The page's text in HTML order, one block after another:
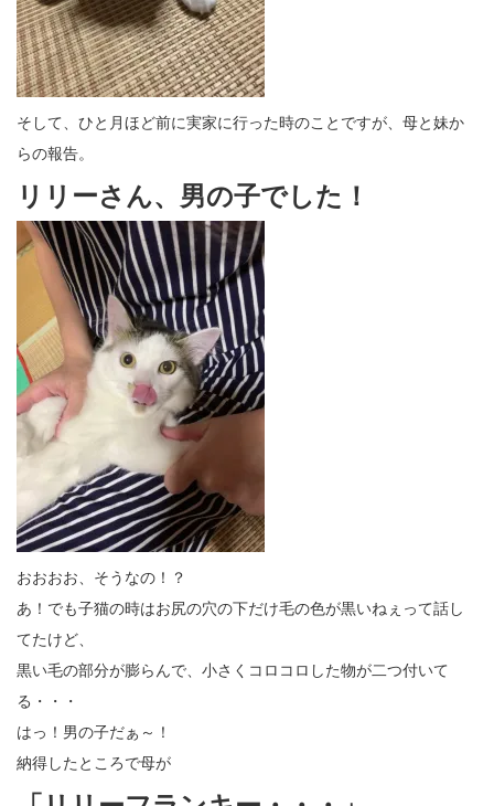
そして、ひと月ほど前に実家に行った時のことですが、母と妹か
らの報告。
リリーさん、男の子でした！
おおおお、そうなの！？
あ！でも子猫の時はお尻の穴の下だけ毛の色が黒いねぇって話し
てたけど、
黒い毛の部分が膨らんで、小さくコロコロした物が二つ付いて
る・・・
はっ！男の子だぁ～！
納得したところで母が